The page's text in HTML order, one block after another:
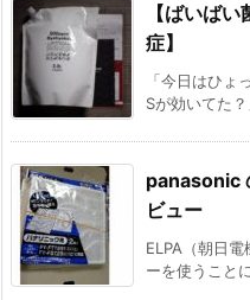
【ばいば
症】
「今日はひょ
Sが効いてた
panasonic
ビュー
ELPA（朝日
ーを使うこと